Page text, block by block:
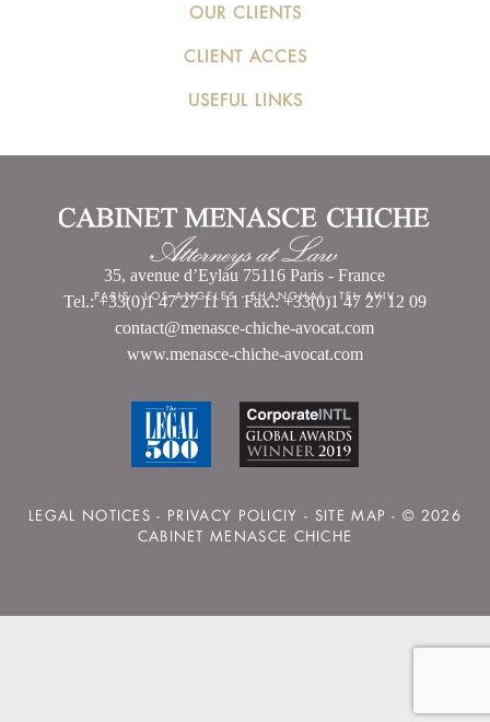
OUR CLIENTS
CLIENT ACCES
USEFUL LINKS
PARIS-LOS ANGELES-SHANGHAI- TEL AVIV
35, avenue d’Eylau 75116 Paris - France
Tel.: +33(0)1 47 27 11 11 Fax.: +33(0)1 47 27 12 09
contact@menasce-chiche-avocat.com
www.menasce-chiche-avocat.com
LEGAL NOTICES - PRIVACY POLICIY - SITE MAP - © 2026
CABINET MENASCE CHICHE